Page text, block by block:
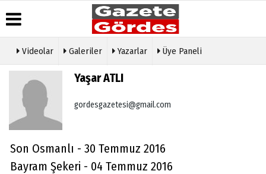
Üye Paneli
Haber
Arşivi
Gazete
Günün
Haberleri
Hava
Durumu
Gazete
Manşetleri
Biyografiler
Video
Galeri
Etkinlikler
Videolar Galeriler Yazarlar Üye Paneli
Yaşar ATLI
gordesgazetesi@gmail.com
Son Osmanlı - 30 Temmuz 2016
Bayram Şekeri - 04 Temmuz 2016